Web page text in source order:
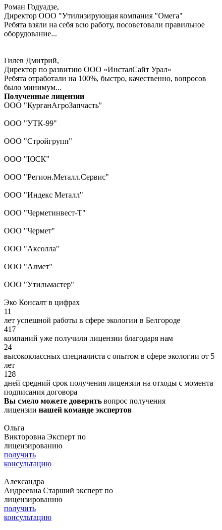
Роман Годуадзе,
Директор ООО "Утилизирующая компания "Омега"
Ребята взяли на себя всю работу, посоветовали правильное
оборудование...
Гилев Дмитрий,
Директор по развитию ООО «ИнсталСайт Урал»
Ребята отработали на 100%, быстро, качественно, вопросов
было минимум...
Полученные лицензии
ООО "КурганАгроЗапчасть"
ООО "УТК-99"
ООО "Стройгрупп"
ООО "ЮСК"
ООО "Регион.Металл.Сервис"
ООО "Индекс Металл"
ООО "Черметинвест-Т"
ООО "Чермет"
ООО "Аксолла"
ООО "Алмет"
ООО "Утильмастер"
Эко Консалт в цифрах
11
лет успешной работы в сфере экологии в Белгороде
417
компаний уже получили лицензии благодаря нам
24
высококлассных специалиста с опытом в сфере экологии от 5
лет
128
дней средний срок получения лицензии на отходы с момента
подписания договора
Вы смело можете доверить вопрос получения
лицензии нашей команде экспертов
Ольга
Викторовна Эксперт по
лицензированию
получить
консультацию
Александра
Андреевна Старший эксперт по
лицензированию
получить
консультацию